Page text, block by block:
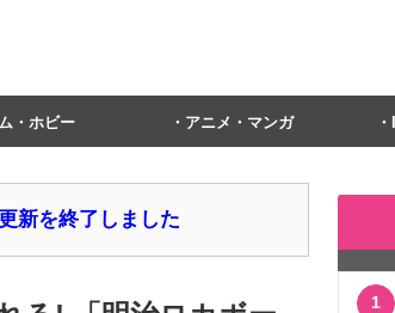
・ホビー アニメ・マンガ
新を終了しました
1